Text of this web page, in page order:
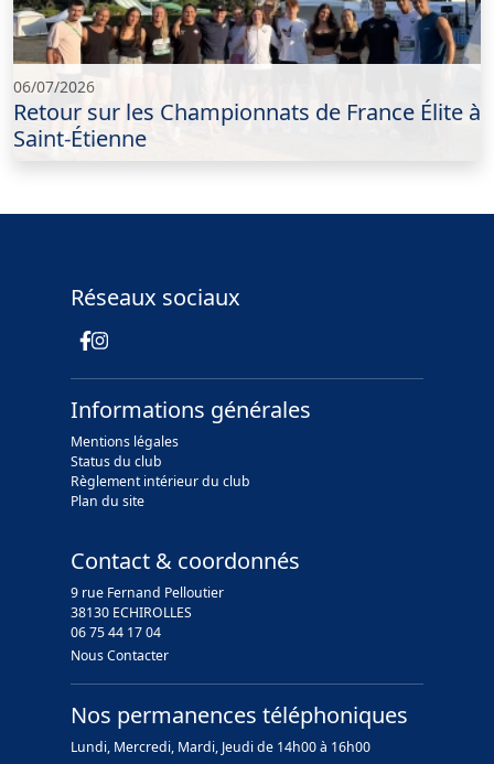
06/07/2026
Retour sur les Championnats de France Élite à
Saint-Étienne
Réseaux sociaux
Informations générales
Mentions légales
Status du club
Règlement intérieur du club
Plan du site
Contact & coordonnés
9 rue Fernand Pelloutier
38130 ECHIROLLES
06 75 44 17 04
Nous Contacter
Nos permanences téléphoniques
Lundi, Mercredi, Mardi, Jeudi de 14h00 à 16h00